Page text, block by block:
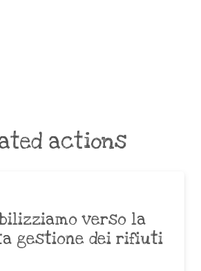
actions
verso la
gestione dei rifiuti